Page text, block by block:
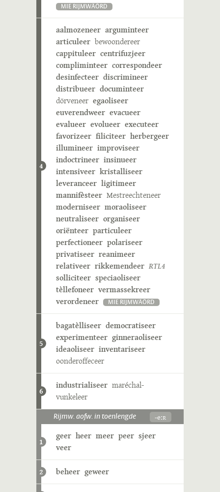
MIE RIJMWÄÖRD
4
aalmozeneer arguminteer
articuleer bewoondereer
cappituleer centrifuzjeer
compliminteer correspondeer
desinfecteer discrimineer
distribueer documinteer
dörveneer egaoliseer
euverendweer evacueer
evalueer evolueer executeer
favorizeer filiciteer herbergeer
illumineer improviseer
indoctrineer insinueer
intensiveer kristalliseer
leveranceer ligitimeer
mannifèsteer Mestreechteneer
moderniseer moraoliseer
neutraliseer organiseer
oriënteer particuleer
perfectioneer polariseer
privatiseer reanimeer
relativeer rikkemendeer RTL4
solliciteer speciaoliseer
tèllefoneer vermassekreer
verordeneer
MIE RIJMWÄÖRD
5
bagatèlliseer democratiseer
experimenteer ginneraoliseer
ideaoliseer inventariseer
oonderoffeceer
6
industrialiseer maréchal-
vunkeleer
Rijmw. aofw. in toenlengde -eːʀ
1
geer heer meer peer sjeer
veer
2 beheer geweer